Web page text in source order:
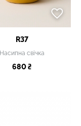
R37
Насипна свічка
680 ₴